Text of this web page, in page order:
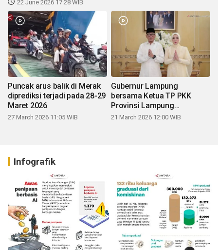
22 June 2026 17:28 WIB
Puncak arus balik di Merak
diprediksi terjadi pada 28-29
Maret 2026
27 March 2026 11:05 WIB
Gubernur Lampung
bersama Ketua TP PKK
Provinsi Lampung
mengucapkan Selamat Hari
21 March 2026 12:00 WIB
Infografik